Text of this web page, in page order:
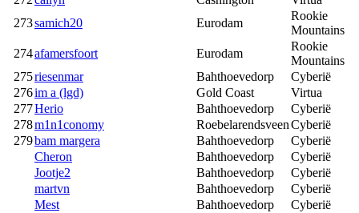
273samich20 Eurodam
Rookie
Mountains
274afamersfoort Eurodam
Rookie
Mountains
275riesenmar Bahthoevedorp
Cyberië
276im a (lgd) Gold Coast
Virtua
277Herio Bahthoevedorp
Cyberië
278m1n1conomy RoebelarendsveenCyberië
279bam margera Bahthoevedorp
Cyberië
Cheron
Bahthoevedorp
Cyberië
Jootje2
Bahthoevedorp
Cyberië
martvn
Bahthoevedorp
Cyberië
Mest
Bahthoevedorp
Cyberië